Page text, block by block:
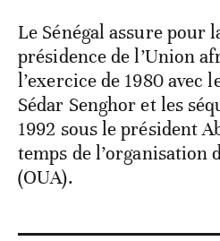
Le Sénégal assure pour
présidence de l’Union
l’exercice de 1980 avec
Sédar Senghor et les
1992 sous le président
temps de l’organisation
(OUA).